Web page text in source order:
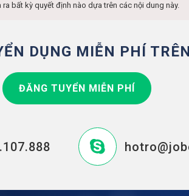
bất kỳ quyết định nào dựa trên các nội dung này.
DỤNG MIỄN PHÍ
ĐĂNG TUYỂN MIỄN PHÍ